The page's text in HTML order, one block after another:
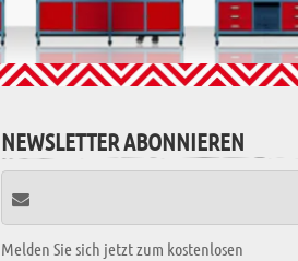
NEWSLETTER ABONNIEREN
Melden Sie sich jetzt zum kostenlosen